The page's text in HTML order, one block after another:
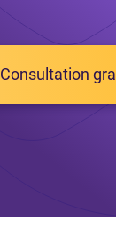
Consultation